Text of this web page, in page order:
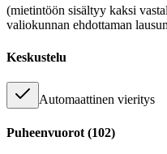
(mietintöön sisältyy kaksi
valiokunnan ehdottaman
Keskustelu
Automaattinen vieritys
Puheenvuorot (102)